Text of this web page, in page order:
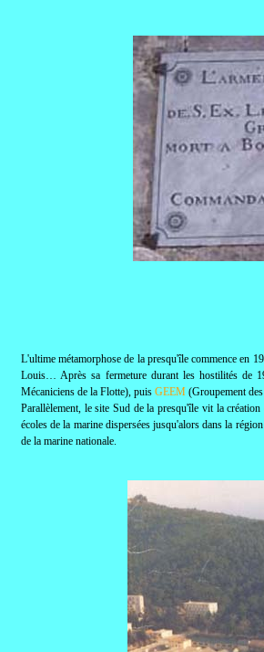
L'ultime métamorphose de la presqu'îlecommence en
Louis… Après sa fermeture durant les hostilités de
Mécaniciens de la Flotte), puis GEEM (Groupement
Parallèlement, le site Sud de la presqu'île vit la
écoles de la marine dispersées jusqu'alors dans la
de la marine nationale.